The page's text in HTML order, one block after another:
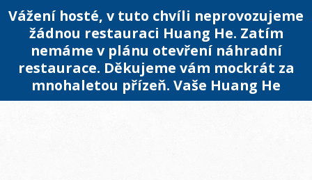
Vážení hosté, v tuto chvíli neprovozujeme
žádnou restauraci Huang He. Zatím
nemáme v plánu otevření náhradní
restaurace. Děkujeme vám mockrát za
mnohaletou přízeň. Vaše Huang He